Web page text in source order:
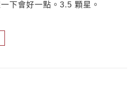
下會好一點。3.5 顆星。